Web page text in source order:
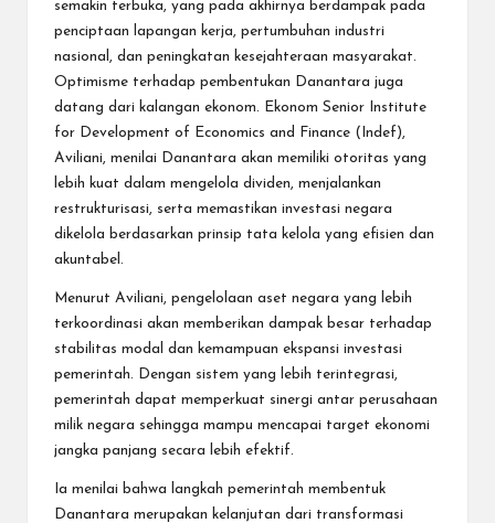
semakin terbuka, yang pada akhirnya berdampak pada
penciptaan lapangan kerja, pertumbuhan industri
nasional, dan peningkatan kesejahteraan masyarakat.
Optimisme terhadap pembentukan Danantara juga
datang dari kalangan ekonom. Ekonom Senior Institute
for Development of Economics and Finance (Indef),
Aviliani, menilai Danantara akan memiliki otoritas yang
lebih kuat dalam mengelola dividen, menjalankan
restrukturisasi, serta memastikan investasi negara
dikelola berdasarkan prinsip tata kelola yang efisien dan
akuntabel.
Menurut Aviliani, pengelolaan aset negara yang lebih
terkoordinasi akan memberikan dampak besar terhadap
stabilitas modal dan kemampuan ekspansi investasi
pemerintah. Dengan sistem yang lebih terintegrasi,
pemerintah dapat memperkuat sinergi antar perusahaan
milik negara sehingga mampu mencapai target ekonomi
jangka panjang secara lebih efektif.
Ia menilai bahwa langkah pemerintah membentuk
Danantara merupakan kelanjutan dari transformasi